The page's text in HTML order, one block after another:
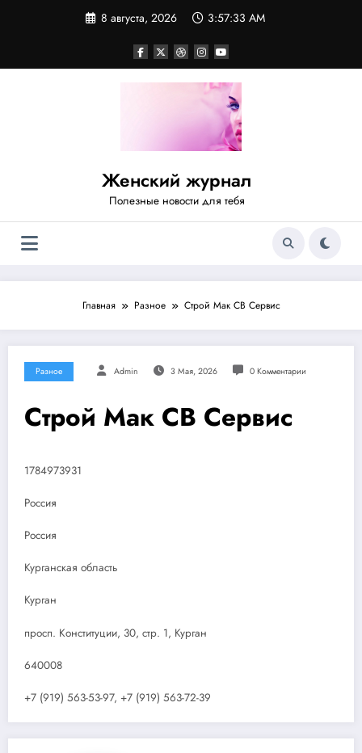
8 августа, 2026 3:57:34 AM
Женский журнал
Полезные новости для тебя
Главная Разное Строй Мак СВ Сервис
Разное Admin 3 Мая, 2026 0 Комментарии
Строй Мак СВ Сервис
1784973931
Россия
Россия
Курганская область
Курган
просп. Конституции, 30, стр. 1, Курган
640008
+7 (919) 563-53-97, +7 (919) 563-72-39